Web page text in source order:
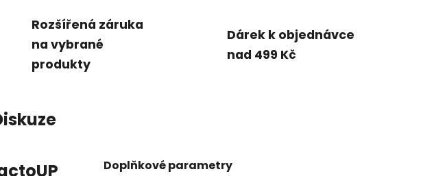
Rozšířená záruka
na vybrané
produkty
Dárek k objednávce
nad 499 Kč
Doplňkové parametry